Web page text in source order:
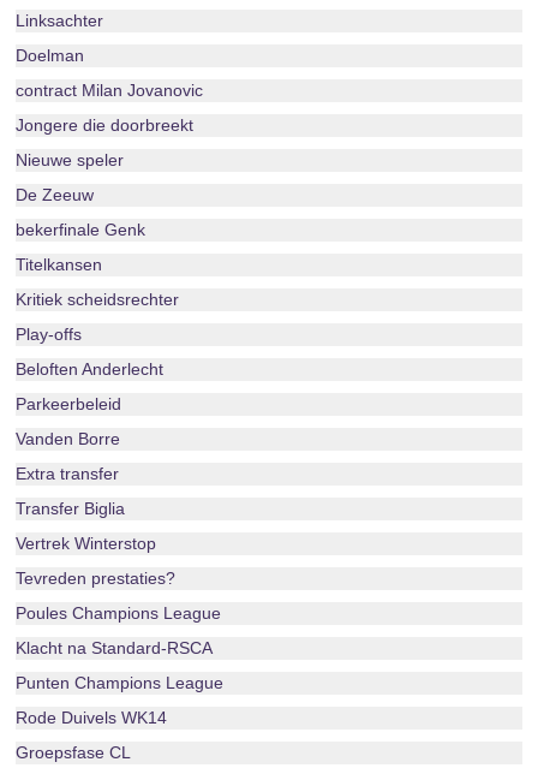
Linksachter
Doelman
contract Milan Jovanovic
Jongere die doorbreekt
Nieuwe speler
De Zeeuw
bekerfinale Genk
Titelkansen
Kritiek scheidsrechter
Play-offs
Beloften Anderlecht
Parkeerbeleid
Vanden Borre
Extra transfer
Transfer Biglia
Vertrek Winterstop
Tevreden prestaties?
Poules Champions League
Klacht na Standard-RSCA
Punten Champions League
Rode Duivels WK14
Groepsfase CL